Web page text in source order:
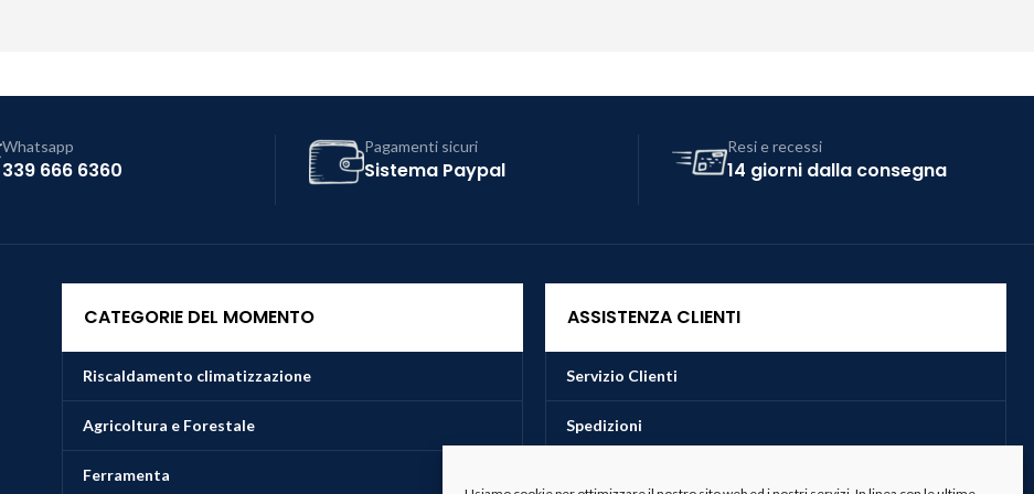
Whatsapp
339 666 6360
Pagamenti sicuri
Sistema Paypal
Resi e recessi
14 giorni dalla consegna
CATEGORIE DEL MOMENTO
Riscaldamento climatizzazione
Agricoltura e Forestale
Ferramenta
ASSISTENZA CLIENTI
Servizio Clienti
Spedizioni